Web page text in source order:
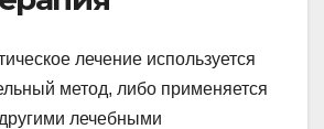
лечение используется
метод, либо применяется
лечебными